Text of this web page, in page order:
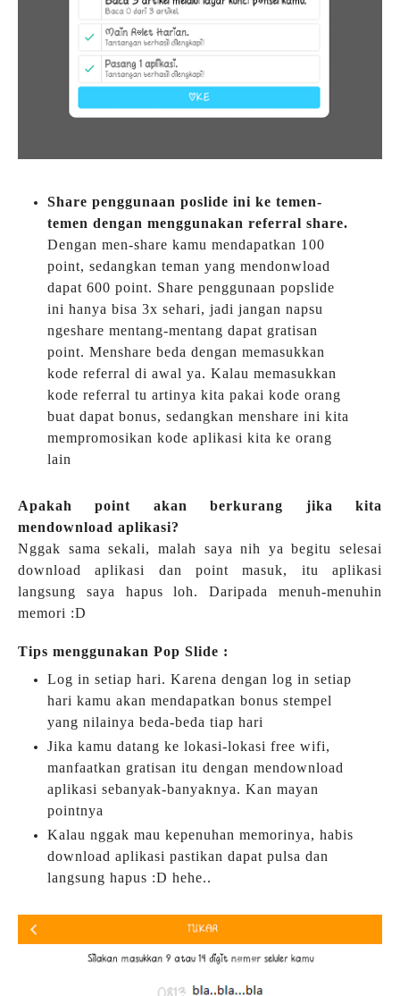
Share penggunaan poslide ini ke temen-
temen dengan menggunakan referral share.
Dengan men-share kamu mendapatkan 100
point, sedangkan teman yang mendonwload
dapat 600 point. Share penggunaan popslide
ini hanya bisa 3x sehari, jadi jangan napsu
ngeshare mentang-mentang dapat gratisan
point. Menshare beda dengan memasukkan
kode referral di awal ya. Kalau memasukkan
kode referral tu artinya kita pakai kode orang
buat dapat bonus, sedangkan menshare ini kita
mempromosikan kode aplikasi kita ke orang
lain
Apakah point akan berkurang jika kita
mendownload aplikasi?
Nggak sama sekali, malah saya nih ya begitu selesai
download aplikasi dan point masuk, itu aplikasi
langsung saya hapus loh. Daripada menuh-menuhin
memori :D
Tips menggunakan Pop Slide :
Log in setiap hari. Karena dengan log in setiap
hari kamu akan mendapatkan bonus stempel
yang nilainya beda-beda tiap hari
Jika kamu datang ke lokasi-lokasi free wifi,
manfaatkan gratisan itu dengan mendownload
aplikasi sebanyak-banyaknya. Kan mayan
pointnya
Kalau nggak mau kepenuhan memorinya, habis
download aplikasi pastikan dapat pulsa dan
langsung hapus :D hehe..